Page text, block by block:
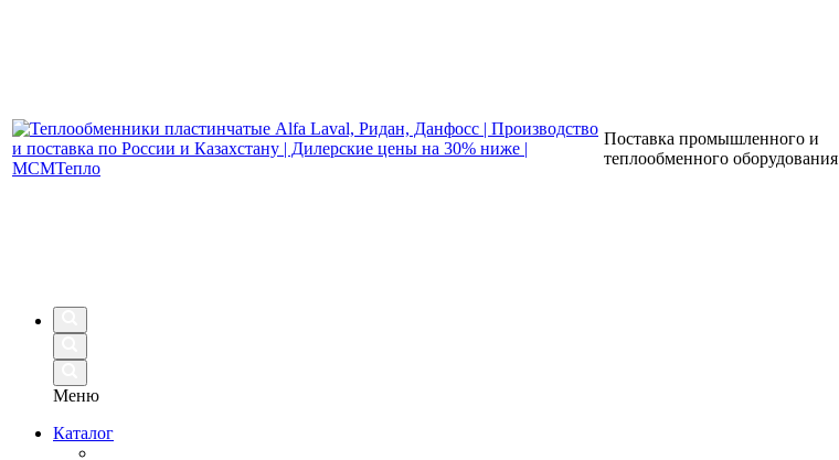
Поставка промышленного и
теплообменного оборудования
Меню
Каталог